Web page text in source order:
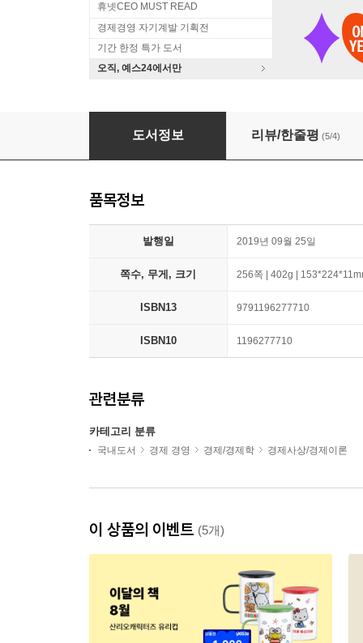
휴넷CEO MUST READ
경제경영 자기계발 기획전
기간 한정 특가 도서
오직, 예스24에서만
잘못 알려진 미니스커트 경제학
도서정보 리뷰/한줄평 (5/4)
품목정보
발행일 2019년 09월 25일
쪽수, 무게, 크기 256쪽 | 402g |
ISBN13 9791196277710
ISBN10 1196277710
관련분류
카테고리 분류
국내도서 경제 경영 경제/경제학 경제사상/경제이론
이 상품의 이벤트 (5개)